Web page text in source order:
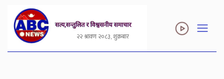
२२ श्रावण २०८३, शुक्रबार